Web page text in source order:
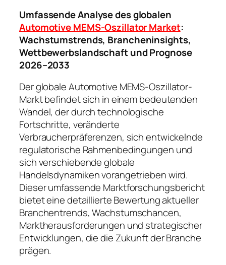
Umfassende Analyse des globalen
Automotive MEMS-Oszillator Market:
Wachstumstrends, Brancheninsights,
Wettbewerbslandschaft und Prognose
2026–2033
Der globale Automotive MEMS-Oszillator-
Markt befindet sich in einem bedeutenden
Wandel, der durch technologische
Fortschritte, veränderte
Verbraucherpräferenzen, sich entwickelnde
regulatorische Rahmenbedingungen und
sich verschiebende globale
Handelsdynamiken vorangetrieben wird.
Dieser umfassende Marktforschungsbericht
bietet eine detaillierte Bewertung aktueller
Branchentrends, Wachstumschancen,
Marktherausforderungen und strategischer
Entwicklungen, die die Zukunft der Branche
prägen.